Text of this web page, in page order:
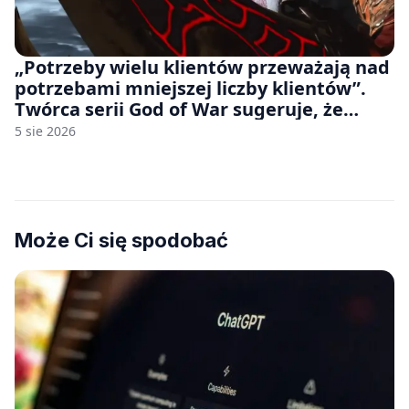
„Potrzeby wielu klientów przeważają nad
potrzebami mniejszej liczby klientów”.
Twórca serii God of War sugeruje, że
rozumie, dlaczego Sony rezygnuje z gier
5 sie 2026
Może Ci się spodobać